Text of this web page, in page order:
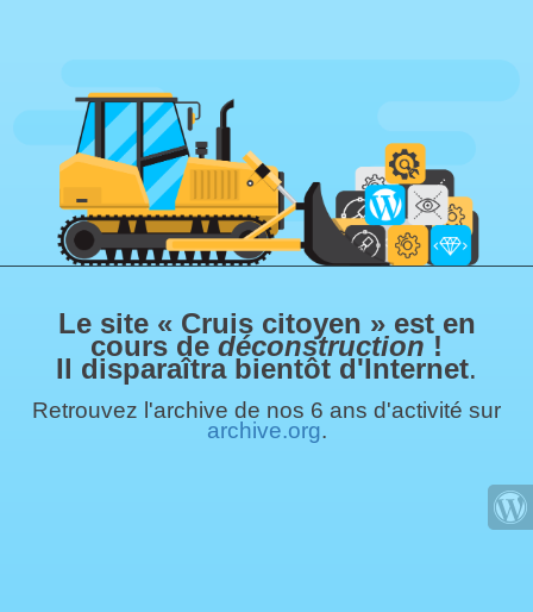
Le site « Cruis citoyen » est en
cours de déconstruction !
Il disparaîtra bientôt d'Internet.
Retrouvez l'archive de nos 6 ans d'activité sur
archive.org.